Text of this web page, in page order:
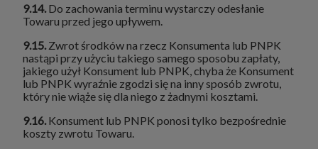
9.14. Do zachowania terminu wystarczy odesłanie
Towaru przed jego upływem.
9.15. Zwrot środków na rzecz Konsumenta lub PNPK
nastąpi przy użyciu takiego samego sposobu zapłaty,
jakiego użył Konsument lub PNPK, chyba że Konsument
lub PNPK wyraźnie zgodzi się na inny sposób zwrotu,
który nie wiąże się dla niego z żadnymi kosztami.
9.16. Konsument lub PNPK ponosi tylko bezpośrednie
koszty zwrotu Towaru.